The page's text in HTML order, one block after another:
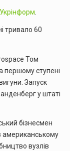
Укрінформ
тривало 60
Том
першому ступені
Запуск
у штаті
бізнесмен
американському
вузлів